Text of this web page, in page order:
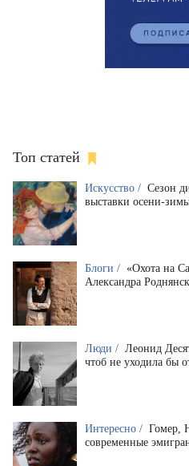
Топ статей
Искусство / Сезон
выставки осени-
Блоги / «Охота на
Александра
Люди / Леонид
чтоб не уходила бы
Интересно / Гомер,
современные